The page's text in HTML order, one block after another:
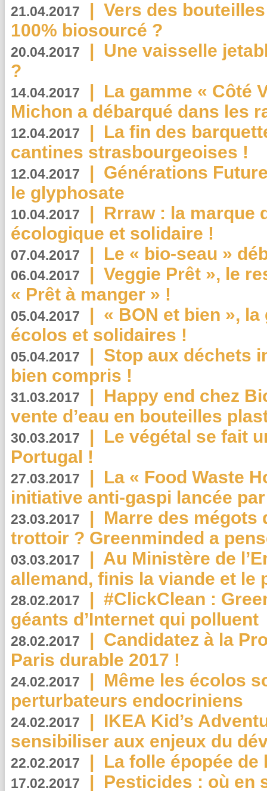
21.04.2017 | Vers des
100% biosourcé ?
20.04.2017 | Une vaisselle
?
14.04.2017 | La gamme « Côté
Michon a débarqué dans les
12.04.2017 | La fin des
cantines strasbourgeoises !
12.04.2017 | Générations
le glyphosate
10.04.2017 | Rrraw : la marque
écologique et solidaire !
07.04.2017 | Le « bio-seau »
06.04.2017 | Veggie Prêt », le
« Prêt à manger » !
05.04.2017 | « BON et bien »,
écolos et solidaires !
05.04.2017 | Stop aux déchets
bien compris !
31.03.2017 | Happy end chez
vente d’eau en bouteilles
30.03.2017 | Le végétal se fait
Portugal !
27.03.2017 | La « Food Waste
initiative anti-gaspi lancée
23.03.2017 | Marre des mégots
trottoir ? Greenminded a
03.03.2017 | Au Ministère de
allemand, finis la viande et le
28.02.2017 | #ClickClean :
géants d’Internet qui polluent
28.02.2017 | Candidatez à la
Paris durable 2017 !
24.02.2017 | Même les écolos
perturbateurs endocriniens
24.02.2017 | IKEA Kid’s
sensibiliser aux enjeux du
22.02.2017 | La folle épopée de
17.02.2017 | Pesticides : où en